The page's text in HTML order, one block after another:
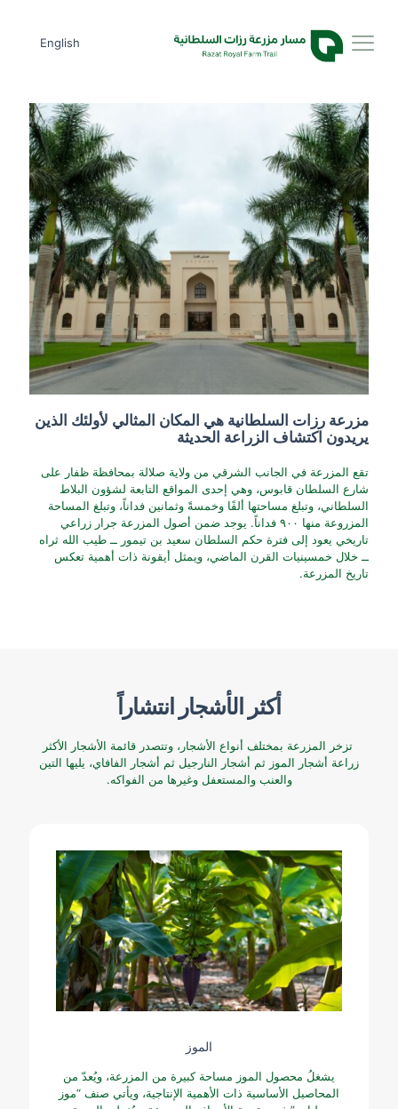
English
مزرعة رزات السلطانية هي المكان المثالي لأولئك الذين
يريدون اكتشاف الزراعة الحديثة
تقع المزرعة في الجانب الشرقي من ولاية صلالة بمحافظة ظفار على
شارع السلطان قابوس، وهي إحدى المواقع التابعة لشؤون البلاط
السلطاني، وتبلغ مساحتها ألفًا وخمسةً وثمانين فداناً، وتبلغ المساحة
المزروعة منها ٩٠٠ فداناً. يوجد ضمن أصول المزرعة جرار زراعي
تاريخي يعود إلى فترة حكم السلطان سعيد بن تيمور ــ طيب الله ثراه
ــ خلال خمسينيات القرن الماضي، ويمثل أيقونة ذات أهمية تعكس
تاريخ المزرعة.
أكثر الأشجار انتشاراً
تزخر المزرعة بمختلف أنواع الأشجار، وتتصدر قائمة الأشجار الأكثر
زراعة أشجار الموز ثم أشجار النارجيل ثم أشجار الفافاي، يليها التين
والعنب والمستعفل وغيرها من الفواكه.
الموز
يشغلُ محصول الموز مساحة كبيرة من المزرعة، ويُعدّ من
المحاصيل الأساسية ذات الأهمية الإنتاجية، ويأتي صنف “موز